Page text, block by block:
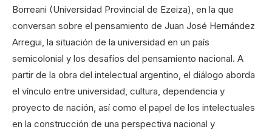
Borreani (Universidad Provincial de Ezeiza), en la que
conversan sobre el pensamiento de Juan José Hernández
Arregui, la situación de la universidad en un país
semicolonial y los desafíos del pensamiento nacional. A
partir de la obra del intelectual argentino, el diálogo aborda
el vínculo entre universidad, cultura, dependencia y
proyecto de nación, así como el papel de los intelectuales
en la construcción de una perspectiva nacional y